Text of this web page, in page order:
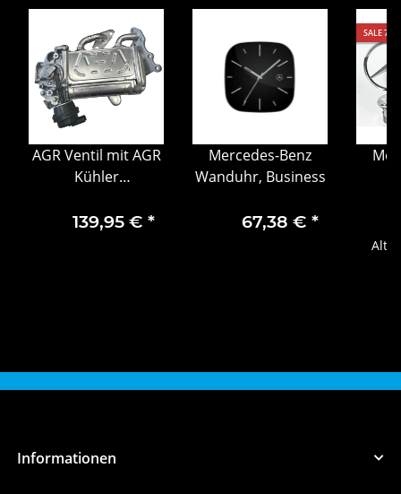
AGR Ventil mit AGR
Kühler
MB C E V-Klasse
139,95 € *
Mercedes-Benz
Wanduhr, Business
67,38 € *
SALE 7%
Informationen